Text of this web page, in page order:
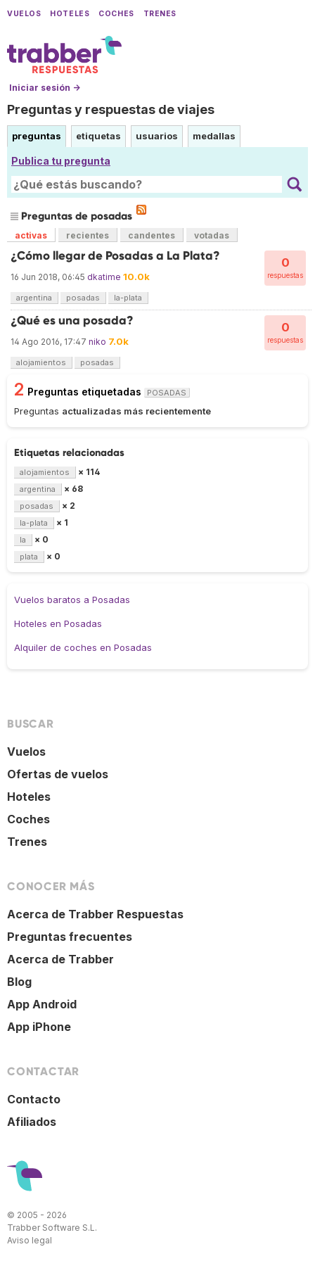
VUELOS HOTELES COCHES TRENES
Iniciar sesión →
Preguntas y respuestas de viajes
preguntas etiquetas usuarios medallas
Publica tu pregunta
Preguntas de posadas
activas recientes candentes votadas
0
respuestas
¿Cómo llegar de Posadas a La Plata?
16 Jun 2018, 06:45 dkatime 10.0k
argentina posadas la-plata
0
respuestas
¿Qué es una posada?
14 Ago 2016, 17:47 niko 7.0k
alojamientos posadas
2 Preguntas etiquetadas POSADAS
Preguntas actualizadas más recientemente
Etiquetas relacionadas
alojamientos × 114
argentina × 68
posadas × 2
la-plata × 1
la × 0
plata × 0
Vuelos baratos a Posadas
Hoteles en Posadas
Alquiler de coches en Posadas
BUSCAR
Vuelos
Ofertas de vuelos
Hoteles
Coches
Trenes
CONOCER MÁS
Acerca de Trabber Respuestas
Preguntas frecuentes
Acerca de Trabber
Blog
App Android
App iPhone
CONTACTAR
Contacto
Afiliados
© 2005 - 2026
Trabber Software S.L.
Aviso legal